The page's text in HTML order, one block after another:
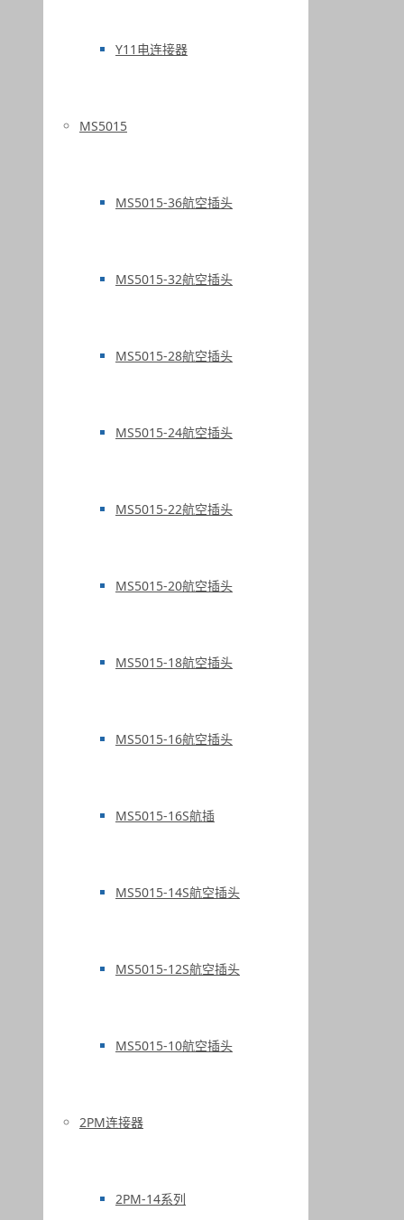
Y11电连接器
MS5015
MS5015-36航空插头
MS5015-32航空插头
MS5015-28航空插头
MS5015-24航空插头
MS5015-22航空插头
MS5015-20航空插头
MS5015-18航空插头
MS5015-16航空插头
MS5015-16S航插
MS5015-14S航空插头
MS5015-12S航空插头
MS5015-10航空插头
2PM连接器
2PM-14系列